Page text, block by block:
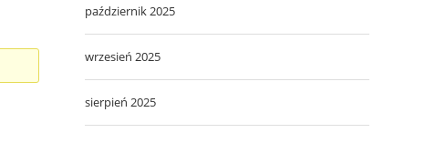
październik 2025
wrzesień 2025
sierpień 2025